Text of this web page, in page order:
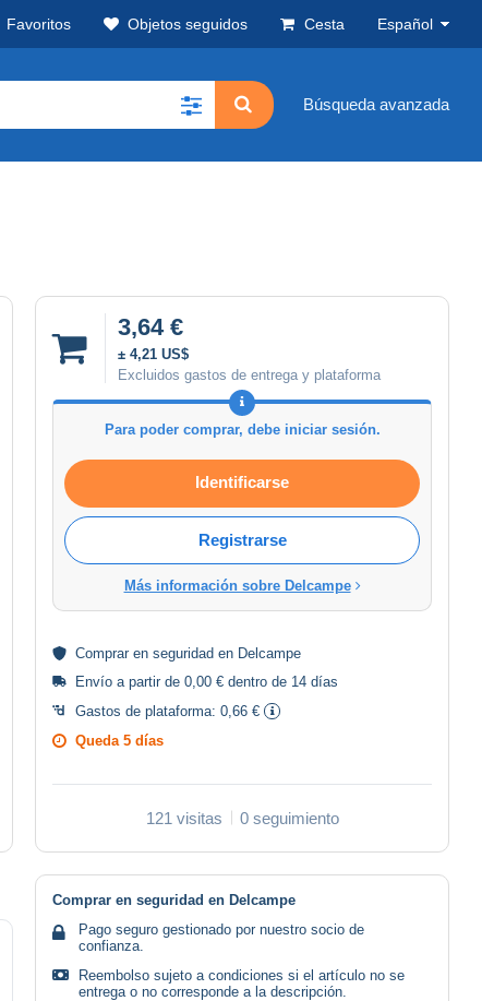
Favoritos Objetos seguidos Cesta Español
Búsqueda avanzada
3,64 €
± 4,21 US$
Excluidos gastos de entrega y plataforma
Para poder comprar, debe iniciar sesión.
Identificarse
Registrarse
Más información sobre Delcampe
Comprar en seguridad en Delcampe
Envío a partir de 0,00 € dentro de 14 días
Gastos de plataforma: 0,66 €
Queda 5 días
121 visitas 0 seguimiento
Comprar en seguridad en Delcampe
Pago seguro gestionado por nuestro socio de
confianza.
Reembolso sujeto a condiciones si el artículo no se
entrega o no corresponde a la descripción.